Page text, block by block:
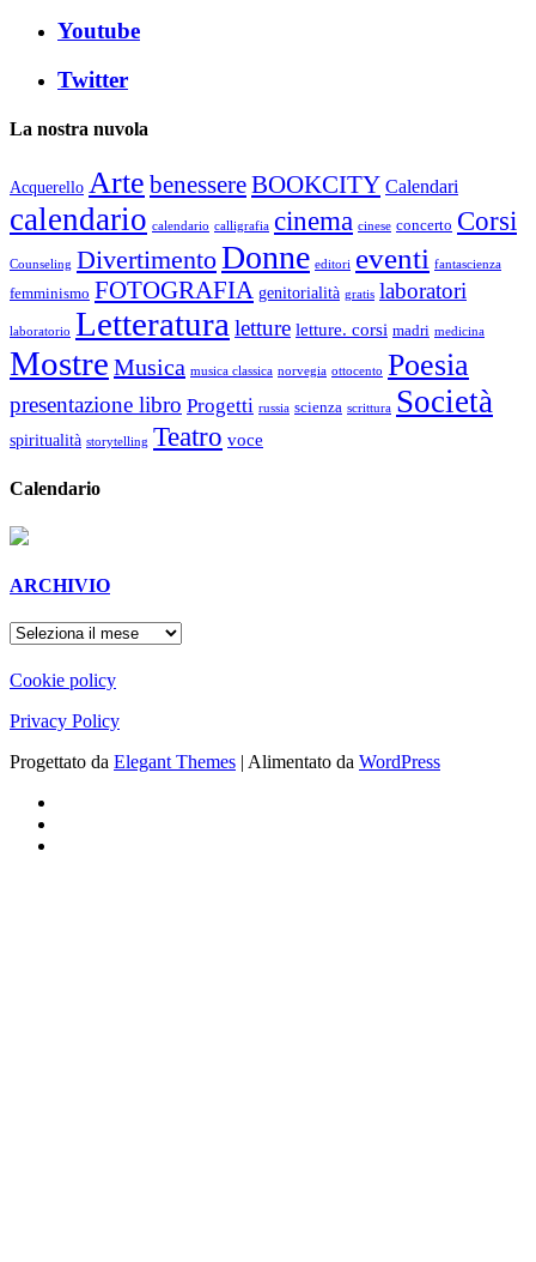
Youtube
Twitter
La nostra nuvola
Acquerello Arte benessereBOOKCITY Calendari
calendario calendario calligrafia cinema cinese concerto Corsi
Counseling DivertimentoDonne editori eventi fantascienza
femminismo FOTOGRAFIA genitorialità gratis laboratori
laboratorio Letteratura letture letture. corsi madri medicina
Mostre Musica musica classica norvegia ottocento Poesia
presentazione libro Progetti russia scienza scrittura Società
spiritualità storytelling Teatro voce
Calendario
ARCHIVIO
ARCHIVIO
Cookie policy
Privacy Policy
Progettato da Elegant Themes | Alimentato da WordPress